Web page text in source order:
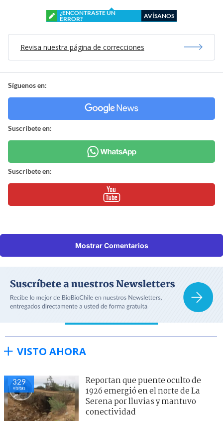
¿ENCONTRASTE UN
ERROR?
AVÍSANOS
Revisa nuestra página de correcciones
Síguenos en:
Suscríbete en:
Suscríbete en:
Mostrar Comentarios
VISTO AHORA
329
visitas
Reportan que puente oculto de
1926 emergió en el norte de La
Serena por lluvias y mantuvo
conectividad